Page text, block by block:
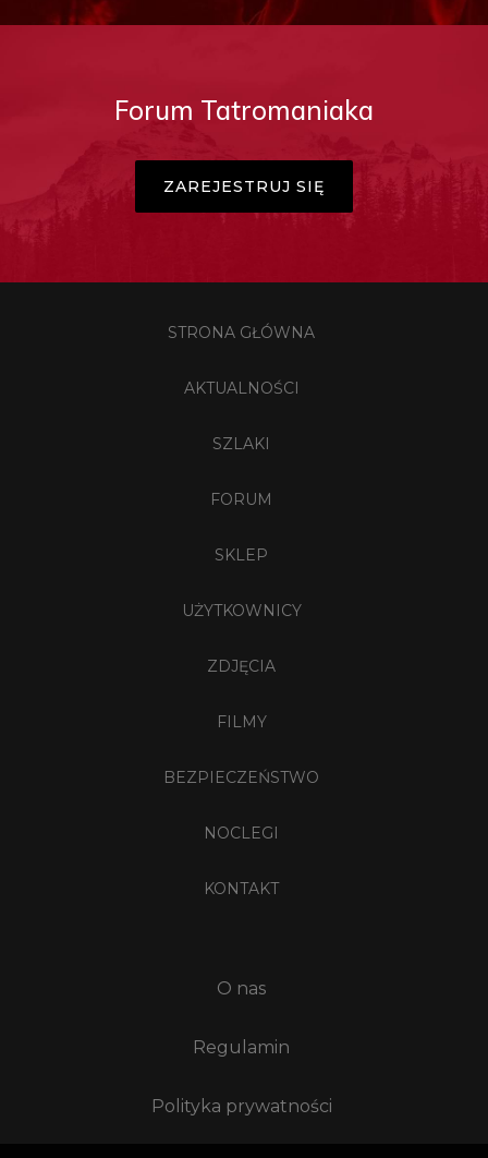
Forum Tatromaniaka
ZAREJESTRUJ SIĘ
STRONA GŁÓWNA
AKTUALNOŚCI
SZLAKI
FORUM
SKLEP
UŻYTKOWNICY
ZDJĘCIA
FILMY
BEZPIECZEŃSTWO
NOCLEGI
KONTAKT
O nas
Regulamin
Polityka prywatności